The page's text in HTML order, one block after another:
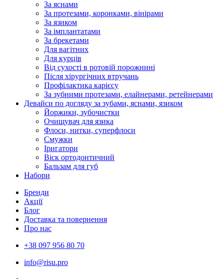
За яснами
За протезами, коронками, вінірами
За язиком
За імплантатами
За брекетами
Для вагітних
Для курців
Від сухості в ротовій порожнині
Після хірургічних втручань
Профілактика карієсу
За зубними протезами, елайнерами, ретейнерами
Девайси по догляду за зубами, яснами, язиком
Йоржики, зубочистки
Очищувач для язика
Флоси, нитки, суперфлоси
Смужки
Іригатори
Віск ортодонтичний
Бальзам для губ
Набори
Бренди
Акції
Блог
Доставка та повернення
Про нас
+38 097 956 80 70
info@risu.pro